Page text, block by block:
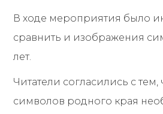
В ходе мероприятия было
сравнить и изображения
лет.
Читатели согласились с тем,
символов родного края